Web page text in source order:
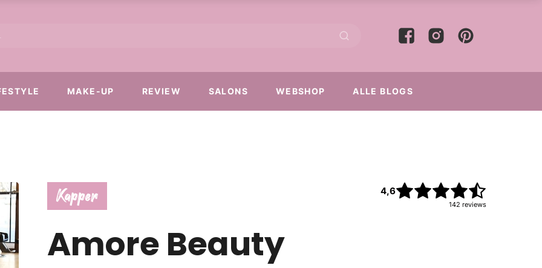
MAKE-UP REVIEW SALONS WEBSHOP ALLE BLOGS
Kapper
Amore Beauty
4,6
142 reviews